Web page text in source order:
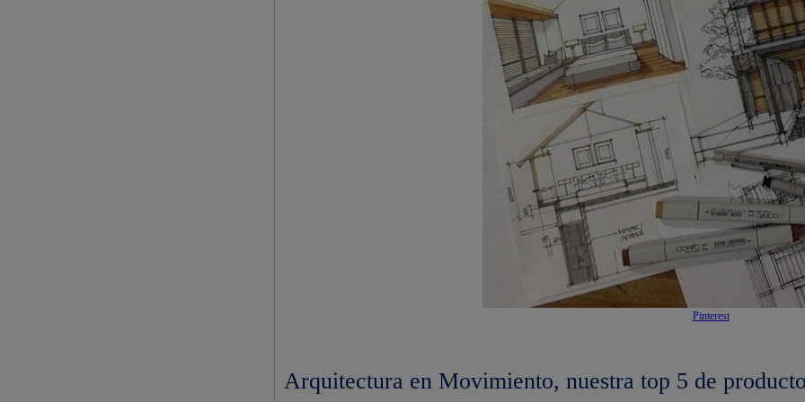
Pinterest
Arquitectura en Movimiento, nuestra top 5 de